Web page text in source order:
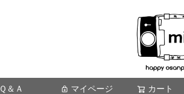
Ｑ＆Ａ マイページ カート